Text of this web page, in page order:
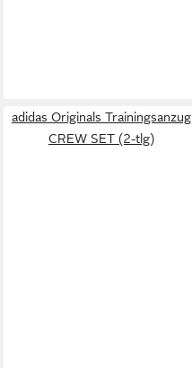
adidas Originals Trainingsanzug
CREW SET (2-tlg)